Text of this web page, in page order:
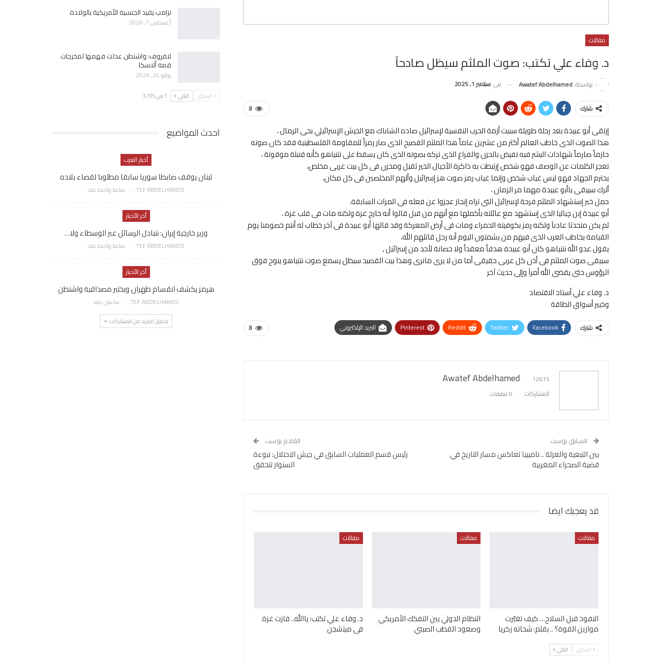
مقالات
د. وفاء علي تكتب: صوت الملثم سيظل صادحآ
بواسطة Awatef Abdelhamed في سبتمبر 1, 2025
8 شارك
إرتقى أبو عبيدة بعد رحلة طويلة سببت أزمة الحرب النفسية لإسرائيل صاده الشاباك مع الجيش الإسرائيلي بحى الرمال ،
هذا الصوت الذى خاطب العالم أكثر من عشرين عاماً هذا الملثم الفصيح الذى صار رمزاً للمقاومة الفلسطينية فقد كان صوته
حازماً صارماً شهادات البشر فيه تفيض بالحزن والفراغ الذى تركه بصوته الذى كان يسقط على نتنياهو كأنه قنبلة موقوتة ،
تعجز الكلمات عن الوصف فهو شخص إرتبطت به ذاكرة الأجيال الخير ثقيل ومحزن فى كل بيت عربى مخلص،
يحترم الجهاد فهو ليس غياب شخص وإنما غياب رمز صوت هز إسرائيل وألهم المخلصين فى كل مكان،
أثرك سيبقى ياأبو عبيدة مهما مر الزمان ،
حمل خبر إستشهاد الملثم فرحة لإسرائيل التى تراه إنجاز عجزوا عن فعله فى المرات السابقة،
أبو عبيدة إبن چباليا الذى إستشهد مع عائلته بأكملها مع أنهم من قبل قالوا أنه خارج غزة ولكنه مات فى قلب غزة ،
لم يكن متحدثا عادىآ ولكنه رمز بكوفيته الحمراء ومات فى أرض المعركة وقد قالها أبو عبيدة فى آخر خطاب له أنتم خصومنا يوم
القيامة يخاطب العرب الذى فيهم من يشمتون اليوم أنه رحل قاتلهم الله،
يقول عدو الله نتنياهو كان أبو عبيدة هدفاً معقداً ولا حصانة لأحد من إسرائيل ,
سيبقى صوت الملثم فى أذن كل عربى حقيقى أما من لا يرى مانرى وهذا بيت القصيد سيظل يسمع صوت نتنياهو ينوح فوق
الرؤوس حتى يقضى الله أمرآ وإلى حديث آخر
د. وفاء علي أستاذ الاقتصاد
وخبير أسواق الطاقة
8 شارك Facebook
Twitter
ReddIt
Pinterest البريد الإلكتروني
Awatef Abdelhamed
12615
المشاركات
0 تعليقات
السابق بوست
بين التبعية والعزلة .. ناميبيا تعاكس مسار التاريخ في
قضية الصحراء المغربية
القادم بوست
رئيس قسم العمليات السابق في جيش الاحتلال: نبوءة
السنوار تتحقق
قد يعجبك ايضا
مقالات
النفوذ قبل السلاح… كيف تغيّرت
موازين القوة؟ .. بقلم: شحاته زكريا
مقالات
النظام الدولي بين التفكك الأمريكي
وصعود القطب الصيني
مقالات
د. وفاء علي تكتب: ياالله.. فازت غزة
فى ميتشجن
السابق التالي
ترامب يقيد الجنسية الأمريكية بالولادة
أغسطس 7, 2026
لافروف: واشنطن عدلت فهمها لمخرجات
قمة ألاسكا
يوليو 24, 2026
السابق التالي 1 من 3٬705
احدث المواضيع
أخبار العرب
لبنان يوقف ضابطا سوريا سابقا مطلوبا لقضاء بلاده
AWATEF ABDELHAMED ساعة واحدة منذ
أخر الأخبار
وزير خارجية إيران: نتبادل الرسائل عبر الوسطاء ولا…
AWATEF ABDELHAMED ساعة واحدة منذ
أخر الأخبار
هرمز يكشف انقسام طهران ويختبر مصداقية واشنطن
AWATEF ABDELHAMED ساعتين منذ
تحميل المزيد من المشاركات